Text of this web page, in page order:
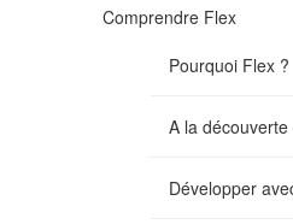
Comprendre Flex
Pourquoi Flex ?
A la
Développer